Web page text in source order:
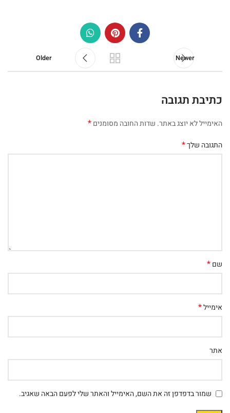
Newer
Older
כתיבת תגובה
האימייל לא יוצג באתר. שדות החובה מסומנים*
התגובה שלך*
שם*
אימייל*
אתר
שמור בדפדפן זה את השם, האימייל והאתר שלי לפעם הבאה שאגיב.